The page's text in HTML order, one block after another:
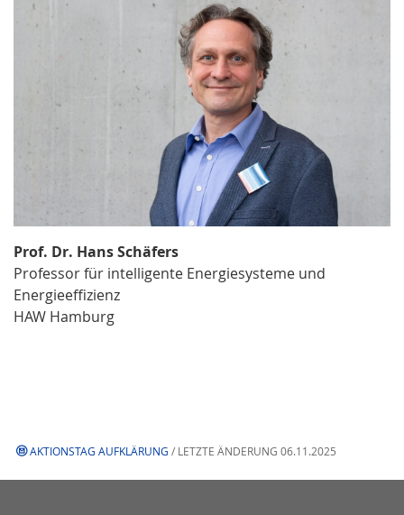
Prof. Dr. Hans Schäfers
Professor für intelligente Energiesysteme und
Energieeffizienz
HAW Hamburg
AKTIONSTAG AUFKLÄRUNG / LETZTE ÄNDERUNG 06.11.2025